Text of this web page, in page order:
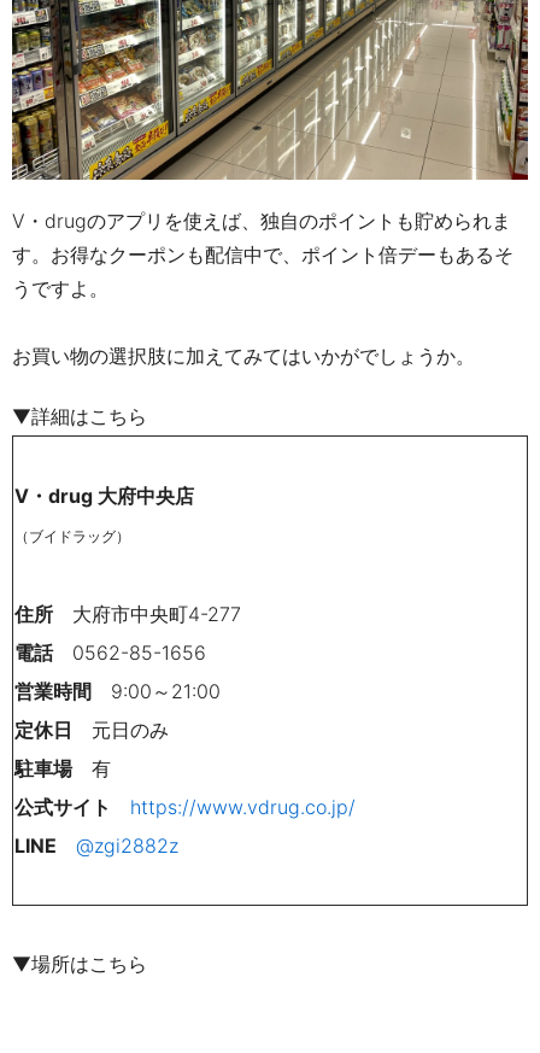
V・drugのアプリを使えば、独自のポイントも貯められま
す。お得なクーポンも配信中で、ポイント倍デーもあるそ
うですよ。
お買い物の選択肢に加えてみてはいかがでしょうか。
▼詳細はこちら
V・drug 大府中央店
（ブイドラッグ）
住所 大府市中央町4-277
電話 0562-85-1656
営業時間 9:00～21:00
定休日 元日のみ
駐車場有
公式サイト https://www.vdrug.co.jp/
LINE @zgi2882z
▼場所はこちら